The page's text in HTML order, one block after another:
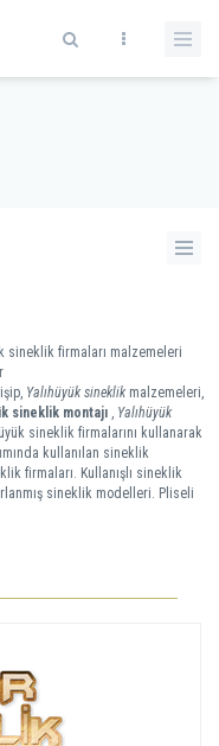
sineklik firmaları malzemeleri
Yalıhüyük sineklik malzemeleri,
sineklik montajı , Yalıhüyük
sineklik firmalarını kullanarak
kullanılan sineklik
firmaları. Kullanışlı sineklik
sineklik modelleri. Pliseli